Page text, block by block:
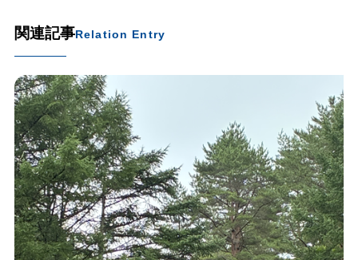
関連記事Relation Entry